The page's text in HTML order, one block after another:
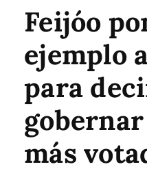
Feijóo
ejemplo
para
más